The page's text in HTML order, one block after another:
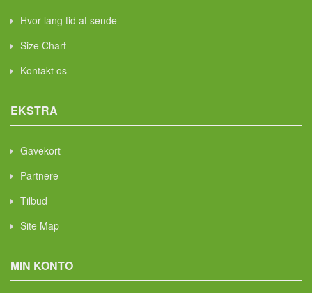
Hvor lang tid at sende
Size Chart
Kontakt os
EKSTRA
Gavekort
Partnere
Tilbud
Site Map
MIN KONTO